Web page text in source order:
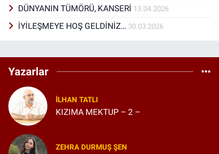
DÜNYANIN TÜMÖRÜ, KANSERİ 13.04.2026
İYİLEŞMEYE HOŞ GELDİNİZ… 30.03.2026
Yazarlar
İLHAN TATLI
KIZIMA MEKTUP – 2 –
ZEHRA DURMUŞ ŞEN